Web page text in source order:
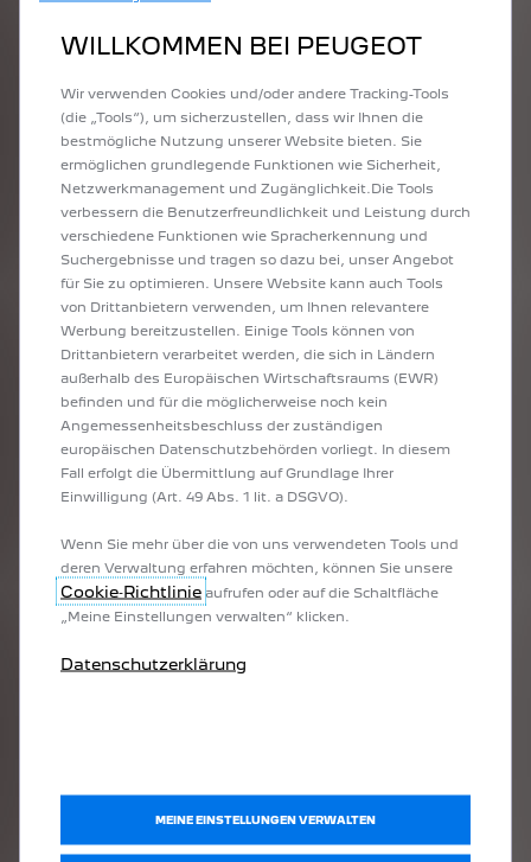
Unsere Verpflichtungen
basiert, in jeder Phase und auf allen Ebenen.
PEUGEOT CARE: Bis zu 8 Jahre Garantie
Wir haben PEUGEOT CARE eingeführt: eine spezielle Garantie von bis zu
8 Jahren oder 160.000 km (ab Beginn der ursprünglichen
Herstellergarantie) für alle Neufahrzeuge, sofern die regelmäßige
wichtigsten Fahrzeugkomponenten ab.
MEHR ERFAHREN
WILLKOMMEN BEI PEUGEOT
Wir verwenden Cookies und/oder andere Tracking-Tools
(die „Tools“), um sicherzustellen, dass wir Ihnen die
bestmögliche Nutzung unserer Website bieten. Sie
ermöglichen grundlegende Funktionen wie Sicherheit,
Netzwerkmanagement und Zugänglichkeit.Die Tools
verbessern die Benutzerfreundlichkeit und Leistung durch
verschiedene Funktionen wie Spracherkennung und
Suchergebnisse und tragen so dazu bei, unser Angebot
für Sie zu optimieren. Unsere Website kann auch Tools
von Drittanbietern verwenden, um Ihnen relevantere
Werbung bereitzustellen. Einige Tools können von
Drittanbietern verarbeitet werden, die sich in Ländern
außerhalb des Europäischen Wirtschaftsraums (EWR)
befinden und für die möglicherweise noch kein
Angemessenheitsbeschluss der zuständigen
europäischen Datenschutzbehörden vorliegt. In diesem
Fall erfolgt die Übermittlung auf Grundlage Ihrer
Einwilligung (Art. 49 Abs. 1 lit. a DSGVO).
Wenn Sie mehr über die von uns verwendeten Tools und
deren Verwaltung erfahren möchten, können Sie unsere
Cookie‑Richtlinie aufrufen oder auf die Schaltfläche
„Meine Einstellungen verwalten“ klicken.
Datenschutzerklärung
MEINE EINSTELLUNGEN VERWALTEN